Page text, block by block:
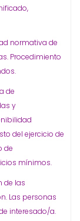
normativa de
Procedimiento
de
y
del ejercicio de
de
mínimos.
de las
Las personas
interesado/a.